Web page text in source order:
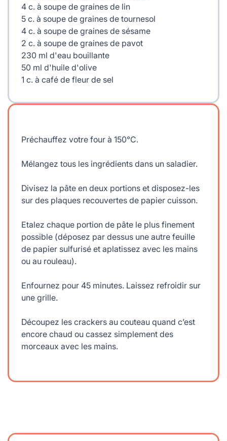
4 c. à soupe de graines de lin
5 c. à soupe de graines de tournesol
4 c. à soupe de graines de sésame
2 c. à soupe de graines de pavot
230 ml d'eau bouillante
50 ml d'huile d'olive
1 c. à café de fleur de sel
Préchauffez votre four à 150°C.
Mélangez tous les ingrédients dans un saladier.
Divisez la pâte en deux portions et disposez-les
sur des plaques recouvertes de papier cuisson.
Etalez chaque portion de pâte le plus finement
possible (déposez par dessus une autre feuille
de papier sulfurisé et aplatissez avec les mains
ou au rouleau).
Enfournez pour 45 minutes. Laissez refroidir sur
une grille.
Découpez les crackers au couteau quand c’est
encore chaud ou cassez simplement des
morceaux avec les mains.